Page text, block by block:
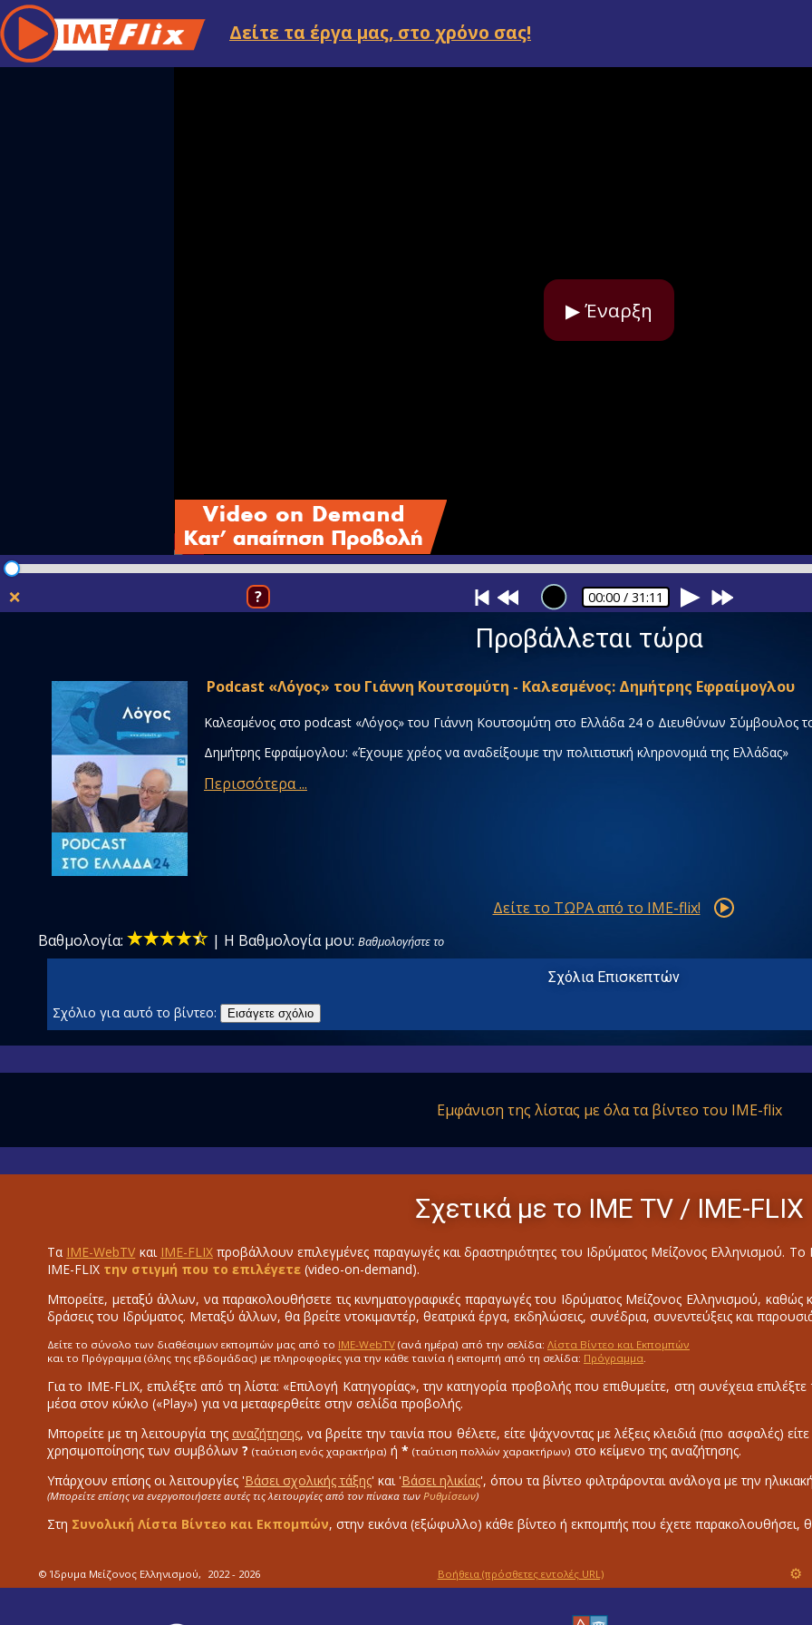
Δείτε τα έργα μας, στο χρόνο σας!
▶ Έναρξη
❌ ? 00:00 / 31:11
Προβάλλεται τώρα
Podcast «Λόγος» του Γιάννη Κουτσομύτη - Καλεσμένος: Δημήτρης Εφραίμογλου
Καλεσμένος στο podcast «Λόγος» του Γιάννη Κουτσομύτη στο Ελλάδα 24 ο Διευθύνων Σύμβουλος
Δημήτρης Εφραίμογλου: «Έχουμε χρέος να αναδείξουμε την πολιτιστική κληρονομιά της Ελλάδας»
Περισσότερα ...
Δείτε το ΤΩΡΑ από το IME-flix!
Βαθμολογία:
| Η Βαθμολογία μου: Βαθμολογήστε το
Σχόλια Επισκεπτών
Σχόλιο για αυτό το βίντεο: Εισάγετε σχόλιο
Εμφάνιση της λίστας με όλατα βίντεο του IME-flix
Σχετικά με το ΙΜΕ ΤV / IME-FLIX
Τα IME-WebTV και IME-FLIXπροβάλλουν επιλεγμένες παραγωγές και δραστηριότητες του Ιδρύματος Μείζονος Ελληνισμού.
IME-FLIX την στιγμή που το επιλέγετε (video-on-demand).
Μπορείτε, μεταξύ άλλων, να παρακολουθήσετε τις κινηματογραφικές παραγωγές του Ιδρύματος Μείζονος Ελληνισμού, καθώς
δράσεις του Ιδρύματος. Μεταξύ άλλων, θα βρείτε ντοκιμαντέρ, θεατρικά έργα, εκδηλώσεις, συνέδρια, συνεντεύξεις και
Δείτε το σύνολο των διαθέσιμων εκπομπών μας από το IME-WebTV (ανά ημέρα) από την σελίδα: Λίστα Βίντεο και Εκπομπών
και το Πρόγραμμα (όλης της εβδομάδας) με πληροφορίες για την κάθε ταινία ή εκπομπή από τη σελίδα: Πρόγραμμα.
Για το IME-FLIX, επιλέξτε από τη λίστα: «Επιλογή Κατηγορίας», την κατηγορία προβολής που επιθυμείτε, στη συνέχεια
μέσα στον κύκλο («Play») για να μεταφερθείτε στην σελίδα προβολής.
Μπορείτε με τη λειτουργία της αναζήτησης, να βρείτε την ταινία που θέλετε, είτε ψάχνοντας με λέξεις κλειδιά (πιο ασφαλές)
χρησιμοποίησης των συμβόλων ? (ταύτιση ενός χαρακτήρα) ή * (ταύτιση πολλών χαρακτήρων) στο κείμενο της αναζήτησης.
Υπάρχουν επίσης οι λειτουργίες 'Βάσει σχολικής τάξης' και 'Βάσει ηλικίας', όπου τα βίντεο φιλτράρονται ανάλογα με την
(Μπορείτε επίσης να ενεργοποιήσετε αυτές τις λειτουργίες από τον πίνακα των Ρυθμίσεων)
Στη Συνολική Λίστα Βίντεο και Εκπομπών, στην εικόνα (εξώφυλλο) κάθε βίντεο ή εκπομπής που έχετε παρακολουθήσει,
© Ίδρυμα Μείζονος Ελληνισμού, 2022 - 2026 Βοήθεια (πρόσθετες εντολές URL) ⚙